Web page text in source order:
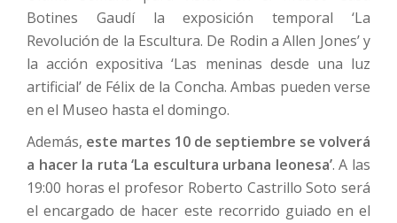
Botines Gaudí la exposición temporal ‘La
Revolución de la Escultura. De Rodin a Allen Jones’ y
la acción expositiva ‘Las meninas desde una luz
artificial’ de Félix de la Concha. Ambas pueden verse
en el Museo hasta el domingo.
Además, este martes 10 de septiembre se volverá
a hacer la ruta ‘La escultura urbana leonesa’. A las
19:00 horas el profesor Roberto Castrillo Soto será
el encargado de hacer este recorrido guiado en el